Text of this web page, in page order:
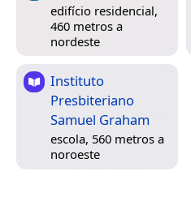
edifício residencial,
460 metros a
nordeste
Instituto
Presbiteriano
Samuel Graham
escola, 560 metros a
noroeste